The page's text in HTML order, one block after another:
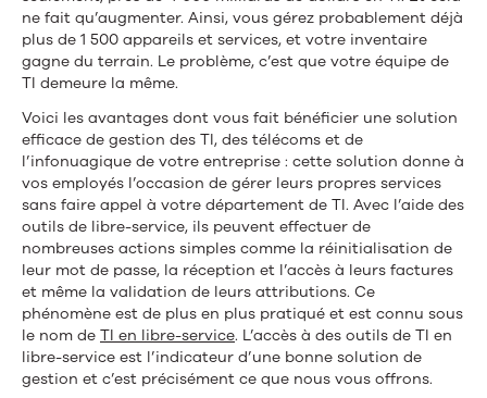
ne fait qu’augmenter. Ainsi, vous gérez probablement déjà
plus de 1 500 appareils et services, et votre inventaire
gagne du terrain. Le problème, c’est que votre équipe de
TI demeure la même.
Voici les avantages dont vous fait bénéficier une solution
efficace de gestion des TI, des télécoms et de
l’infonuagique de votre entreprise : cette solution donne à
vos employés l’occasion de gérer leurs propres services
sans faire appel à votre département de TI. Avec l’aide des
outils de libre-service, ils peuvent effectuer de
nombreuses actions simples comme la réinitialisation de
leur mot de passe, la réception et l’accès à leurs factures
et même la validation de leurs attributions. Ce
phénomène est de plus en plus pratiqué et est connu sous
le nom de TI en libre-service. L’accès à des outils de TI en
libre-service est l’indicateur d’une bonne solution de
gestion et c’est précisément ce que nous vous offrons.